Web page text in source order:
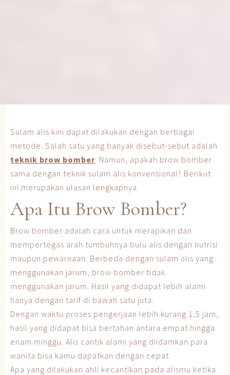
Sulam alis kini dapat dilakukan dengan berbagai
metode. Salah satu yang banyak disebut-sebut adalah
teknik brow bomber. Namun, apakah brow bomber
sama dengan teknik sulam alis konvensional? Berikut
ini merupakan ulasan lengkapnya.
Apa Itu Brow Bomber?
Brow bomber adalah cara untuk merapikan dan
mempertegas arah tumbuhnya bulu alis dengan nutrisi
maupun pewarnaan. Berbeda dengan sulam alis yang
menggunakan jarum, brow bomber tidak
menggunakan jarum. Hasil yang didapat lebih alami
hanya dengan tarif di bawah satu juta.
Dengan waktu proses pengerjaan lebih kurang 1,5 jam,
hasil yang didapat bisa bertahan antara empat hingga
enam minggu. Alis cantik alami yang diidamkan para
wanita bisa kamu dapatkan dengan cepat.
Apa yang dilakukan ahli kecantikan pada alismu ketika